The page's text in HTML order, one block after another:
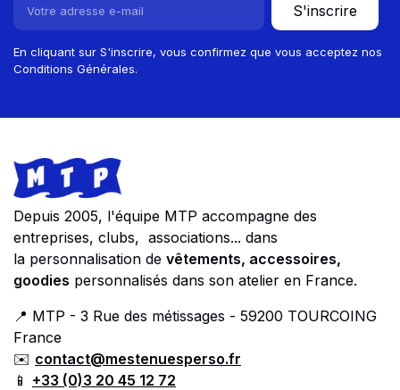
S'inscrire
En cliquant sur S'inscrire, vous confirmez que vous acceptez nos
Conditions Générales.
Footer
Store information
Depuis 2005, l'équipe MTP accompagne des
entreprises, clubs, associations... dans
la personnalisation de vêtements, accessoires,
goodies personnalisés dans son atelier en France.
📍 MTP - 3 Rue des métissages - 59200 TOURCOING
France
✉️ contact@mestenuesperso.fr
📱 +33 (0)3 20 45 12 72